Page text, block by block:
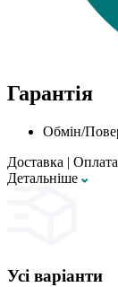
Гарантія
Обмін/
Доставка | Оплата
Детальнiше
Усі варіанти